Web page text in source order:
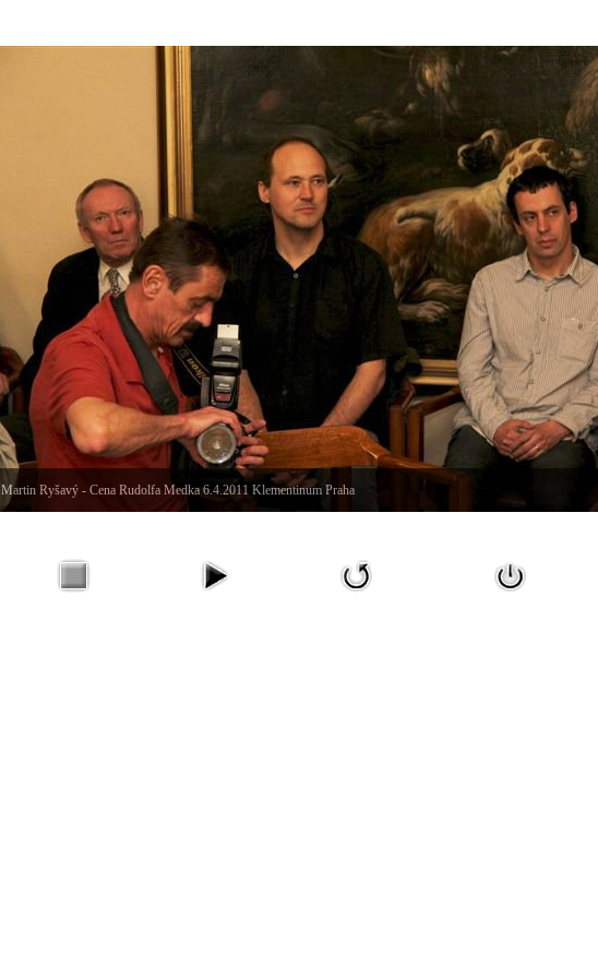
Martin Ryšavý - Cena Rudolfa Medka 6.4.2011 Klementinum Praha